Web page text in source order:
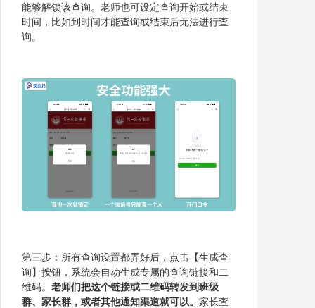
能够解锁该查询。老师也可设定查询开始或结束
时间，比如到时间才能查询或结束后无法进行查
询。
第三步：所有查询设置都弄好后，点击【生成查
询】按钮，系统会自动生成专属的查询链接和二
维码。 老师们把这个链接或二维码转发到班级
群、家长群，或者其他通知渠道就可以。 家长查